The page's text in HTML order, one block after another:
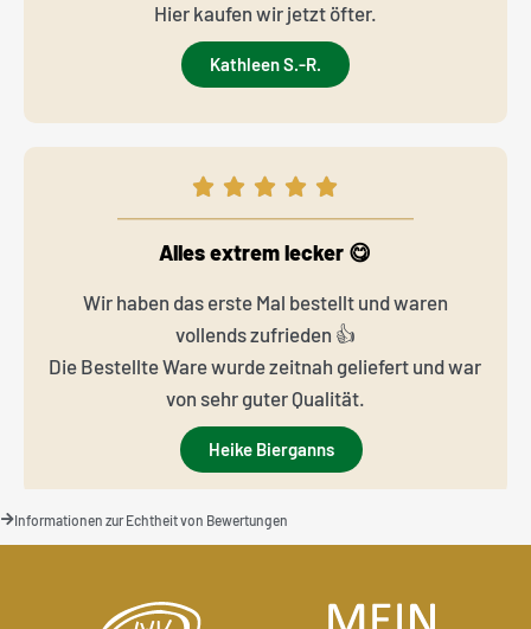
Hier kaufen wir jetzt öfter.
Kathleen S.-R.
Alles extrem lecker 😋
Wir haben das erste Mal bestellt und waren
vollends zufrieden 👍
Die Bestellte Ware wurde zeitnah geliefert und war
von sehr guter Qualität.
Heike Bierganns
Informationen zur Echtheit von Bewertungen